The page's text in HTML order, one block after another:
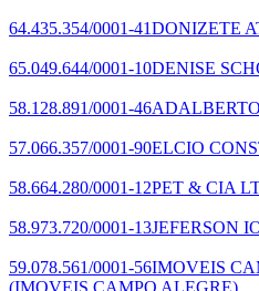
64.435.354/0001-41DONIZETE
65.049.644/0001-10DENISE
58.128.891/0001-46
57.066.357/0001-90ELCIO
58.664.280/0001-12PET & CIA
58.973.720/0001-13JEFERSON
59.078.561/0001-56IMOVEIS
(IMOVEIS CAMPO ALEGRE)